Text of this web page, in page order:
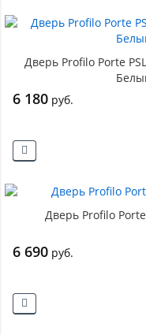
Дверь Profilo Porte
6 180 руб.
Дверь Profilo
6 690 руб.